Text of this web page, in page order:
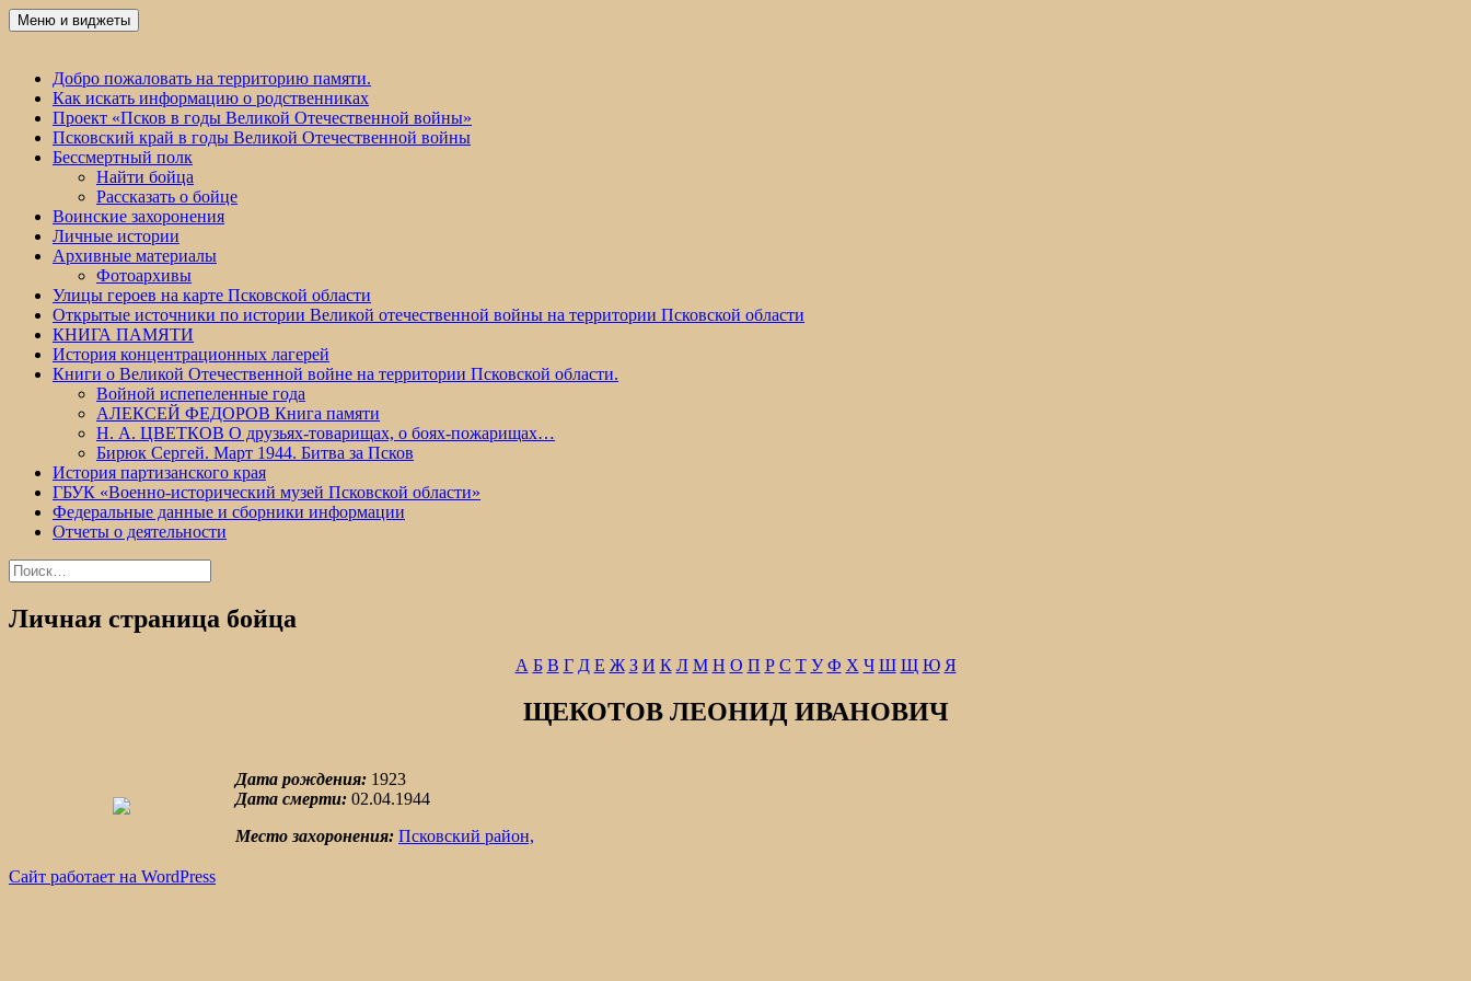
Перейти
к
Победа 60
Меню и виджеты
Добро пожаловать на территорию памяти.
Как искать информацию о родственниках
Проект «Псков в годы Великой Отечественной войны»
Псковский край в годы Великой Отечественной войны
Бессмертный полк
Найти бойца
Рассказать о бойце
Воинские захоронения
Личные истории
Архивные материалы
Фотоархивы
Улицы героев на карте Псковской области
Открытые источники по истории Великой отечественной войны на территории Псковской области
КНИГА ПАМЯТИ
История концентрационных лагерей
Книги о Великой Отечественной войне на территории Псковской области.
Войной испепеленные года
АЛЕКСЕЙ ФЕДОРОВ Книга памяти
Н. А. ЦВЕТКОВ О друзьях-товарищах, о боях-пожарищах…
Бирюк Сергей. Март 1944. Битва за Псков
История партизанского края
ГБУК «Военно-исторический музей Псковской области»
Федеральные данные и сборники информации
Отчеты о деятельности
Найти:
Личная страница бойца
А Б В Г Д Е Ж З И К Л М Н О П Р С Т У Ф Х Ч Ш Щ Ю Я
ЩЕКОТОВ ЛЕОНИД ИВАНОВИЧ
Дата рождения: 1923
Дата смерти: 02.04.1944
Место захоронения: Псковский район,
Сайт работает на WordPress